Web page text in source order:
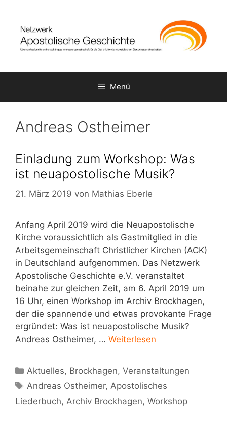
springen
Menü
Andreas Ostheimer
Einladung zum Workshop: Was
ist neuapostolische Musik?
21. März 2019 von Mathias Eberle
Anfang April 2019 wird die Neuapostolische
Kirche voraussichtlich als Gastmitglied in die
Arbeitsgemeinschaft Christlicher Kirchen (ACK)
in Deutschland aufgenommen. Das Netzwerk
Apostolische Geschichte e.V. veranstaltet
beinahe zur gleichen Zeit, am 6. April 2019 um
16 Uhr, einen Workshop im Archiv Brockhagen,
der die spannende und etwas provokante Frage
ergründet: Was ist neuapostolische Musik?
Andreas Ostheimer, … Weiterlesen
Kategorien
Aktuelles, Brockhagen,Veranstaltungen
Schlagwörter
Andreas Ostheimer, Apostolisches
Liederbuch, Archiv Brockhagen, Workshop